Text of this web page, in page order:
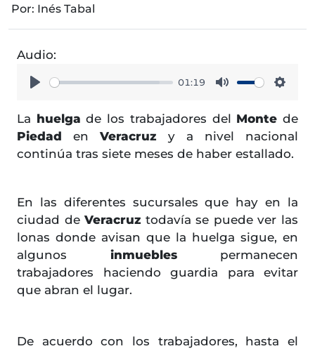
Por: Inés Tabal
Audio:
01:19
La huelga de los trabajadores del Monte de
Piedad enVeracruz y a nivel nacional
continúa tras siete meses de haber estallado.
En las diferentes sucursales que hay en la
ciudad deVeracruz todavía se puede ver las
lonas donde avisan que la huelga sigue, en
algunos inmueblespermanecen
trabajadores haciendo guardia para evitar
que abran el lugar.
De acuerdo con los trabajadores, hasta el